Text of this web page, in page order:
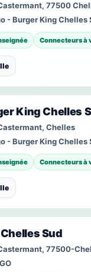
77500
- Burger King Chelles
Connecteurs à
King Chelles
Chelles
- Burger King Chelles
Connecteurs à
Sud
77500-